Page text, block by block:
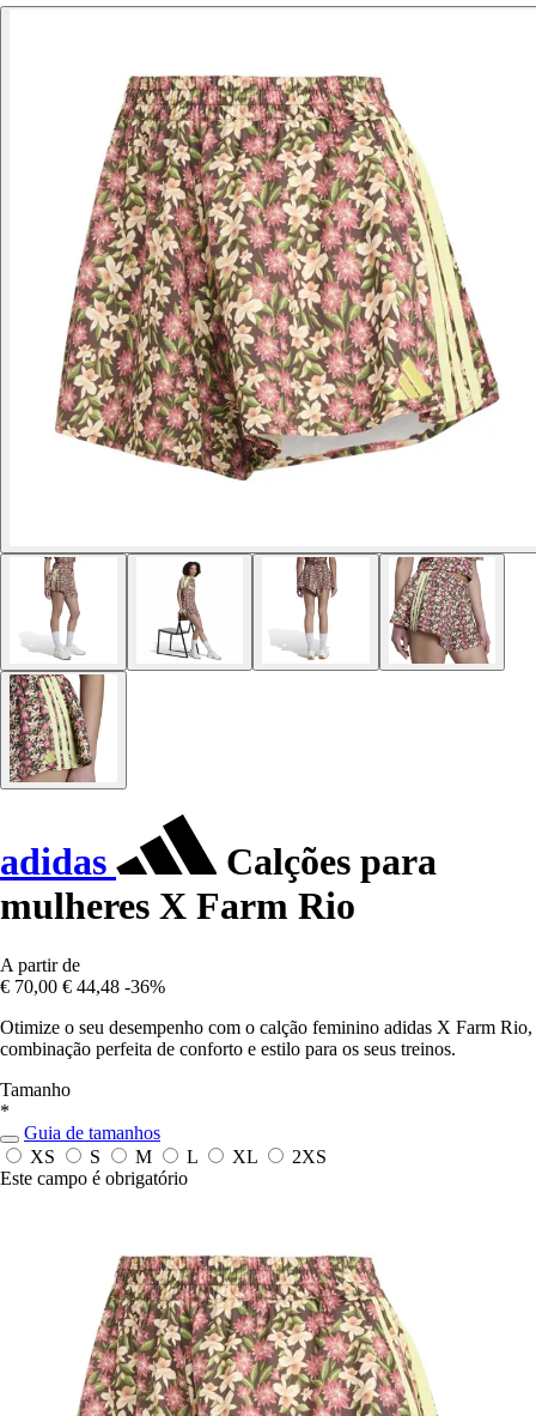
adidas
Calções para
mulheres X Farm Rio
A partir de
€ 70,00 € 44,48 -36%
Otimize o seu desempenho com o calção feminino adidas X Farm Rio,
combinação perfeita de conforto e estilo para os seus treinos.
Tamanho
*
Guia de tamanhos
XS
S M L XL
2XS
Este campo é obrigatório